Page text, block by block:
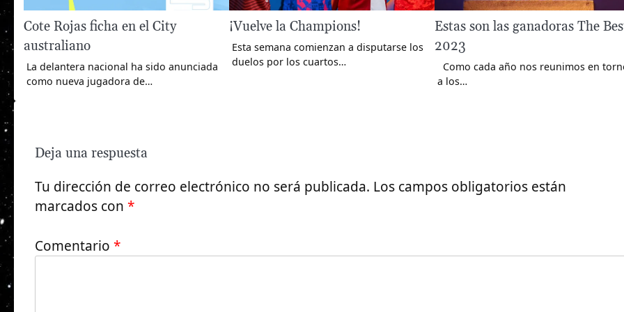
Cote Rojas ficha en el City
australiano
La delantera nacional ha sido anunciada
como nueva jugadora de…
¡Vuelve la Champions!
Esta semana comienzan a disputarse los
duelos por los cuartos…
Estas son las ganadoras The
2023
Como cada año nos reunimos en
a los…
Deja una respuesta
Tu dirección de correo electrónico no será publicada. Los campos obligatorios están
marcados con *
Comentario *